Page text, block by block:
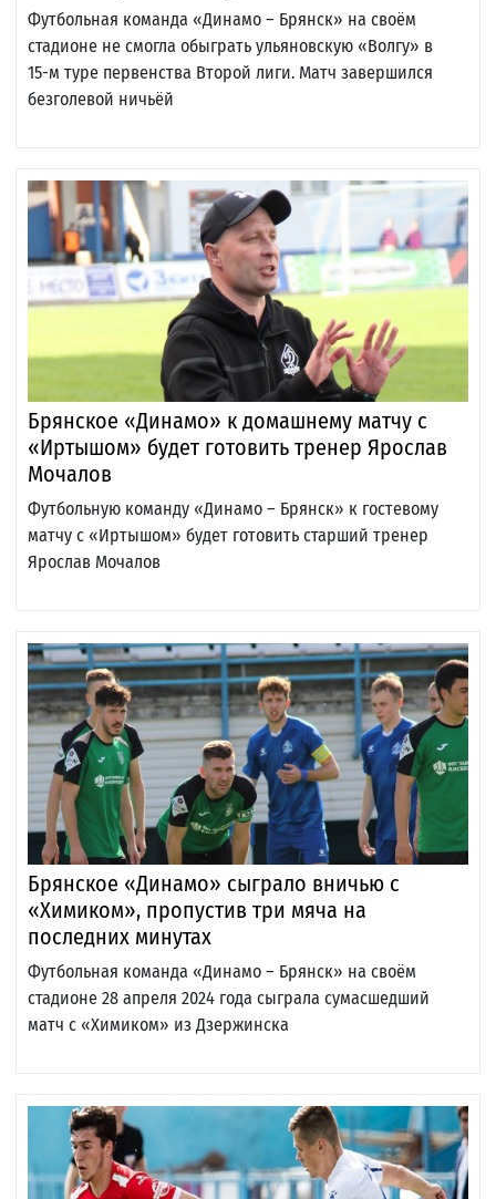
Футбольная команда «Динамо – Брянск» на своём
стадионе не смогла обыграть ульяновскую «Волгу» в
15-м туре первенства Второй лиги. Матч завершился
безголевой ничьёй
Брянское «Динамо» к домашнему матчу с
«Иртышом» будет готовить тренер Ярослав
Мочалов
Футбольную команду «Динамо – Брянск» к гостевому
матчу с «Иртышом» будет готовить старший тренер
Ярослав Мочалов
Брянское «Динамо» сыграло вничью с
«Химиком», пропустив три мяча на
последних минутах
Футбольная команда «Динамо – Брянск» на своём
стадионе 28 апреля 2024 года сыграла сумасшедший
матч с «Химиком» из Дзержинска